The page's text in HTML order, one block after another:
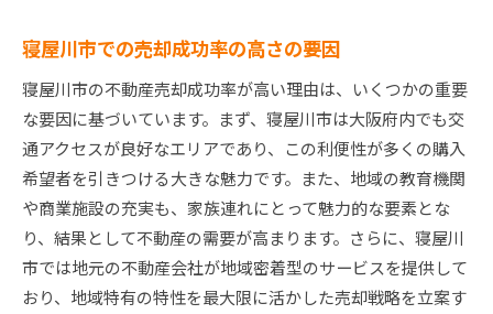
寝屋川市での売却成功率の高さの要因
寝屋川市の不動産売却成功率が高い理由は、いくつかの重要
な要因に基づいています。まず、寝屋川市は大阪府内でも交
通アクセスが良好なエリアであり、この利便性が多くの購入
希望者を引きつける大きな魅力です。また、地域の教育機関
や商業施設の充実も、家族連れにとって魅力的な要素とな
り、結果として不動産の需要が高まります。さらに、寝屋川
市では地元の不動産会社が地域密着型のサービスを提供して
おり、地域特有の特性を最大限に活かした売却戦略を立案す